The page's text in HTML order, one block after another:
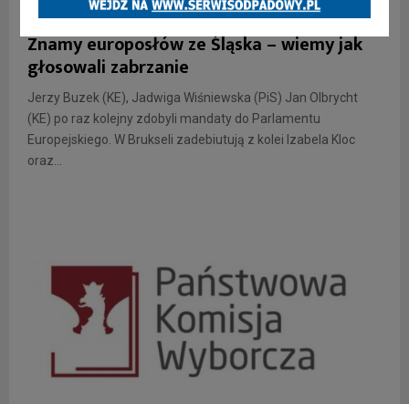
INFORMACJE
Znamy europosłów ze Śląska – wiemy jak
głosowali zabrzanie
Jerzy Buzek (KE), Jadwiga Wiśniewska (PiS) Jan Olbrycht
(KE) po raz kolejny zdobyli mandaty do Parlamentu
Europejskiego. W Brukseli zadebiutują z kolei Izabela Kloc
oraz...